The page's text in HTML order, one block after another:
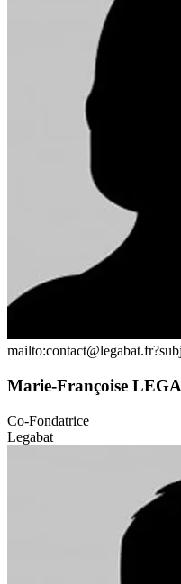
Marie-Françoise
Co-Fondatrice
Legabat